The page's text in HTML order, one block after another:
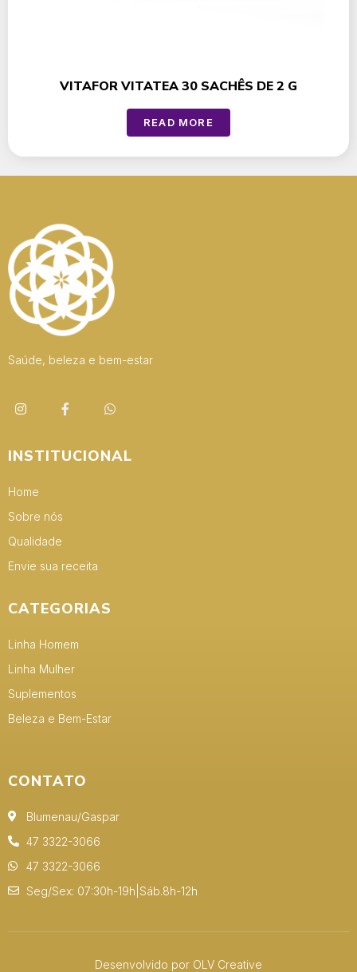
VITAFOR VITATEA 30 SACHÊS DE 2 G
READ MORE
Saúde, beleza e bem-estar
INSTITUCIONAL
Home
Sobre nós
Qualidade
Envie sua receita
CATEGORIAS
Linha Homem
Linha Mulher
Suplementos
Beleza e Bem-Estar
CONTATO
Blumenau/Gaspar
47 3322-3066
47 3322-3066
Seg/Sex: 07:30h-19h|Sáb.8h-12h
Desenvolvido por OLV Creative